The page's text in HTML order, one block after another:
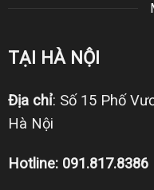
TẠI HÀ NỘI
Địa chỉ: Số 15 Phố
Hà Nội
Hotline: 091.817.8386